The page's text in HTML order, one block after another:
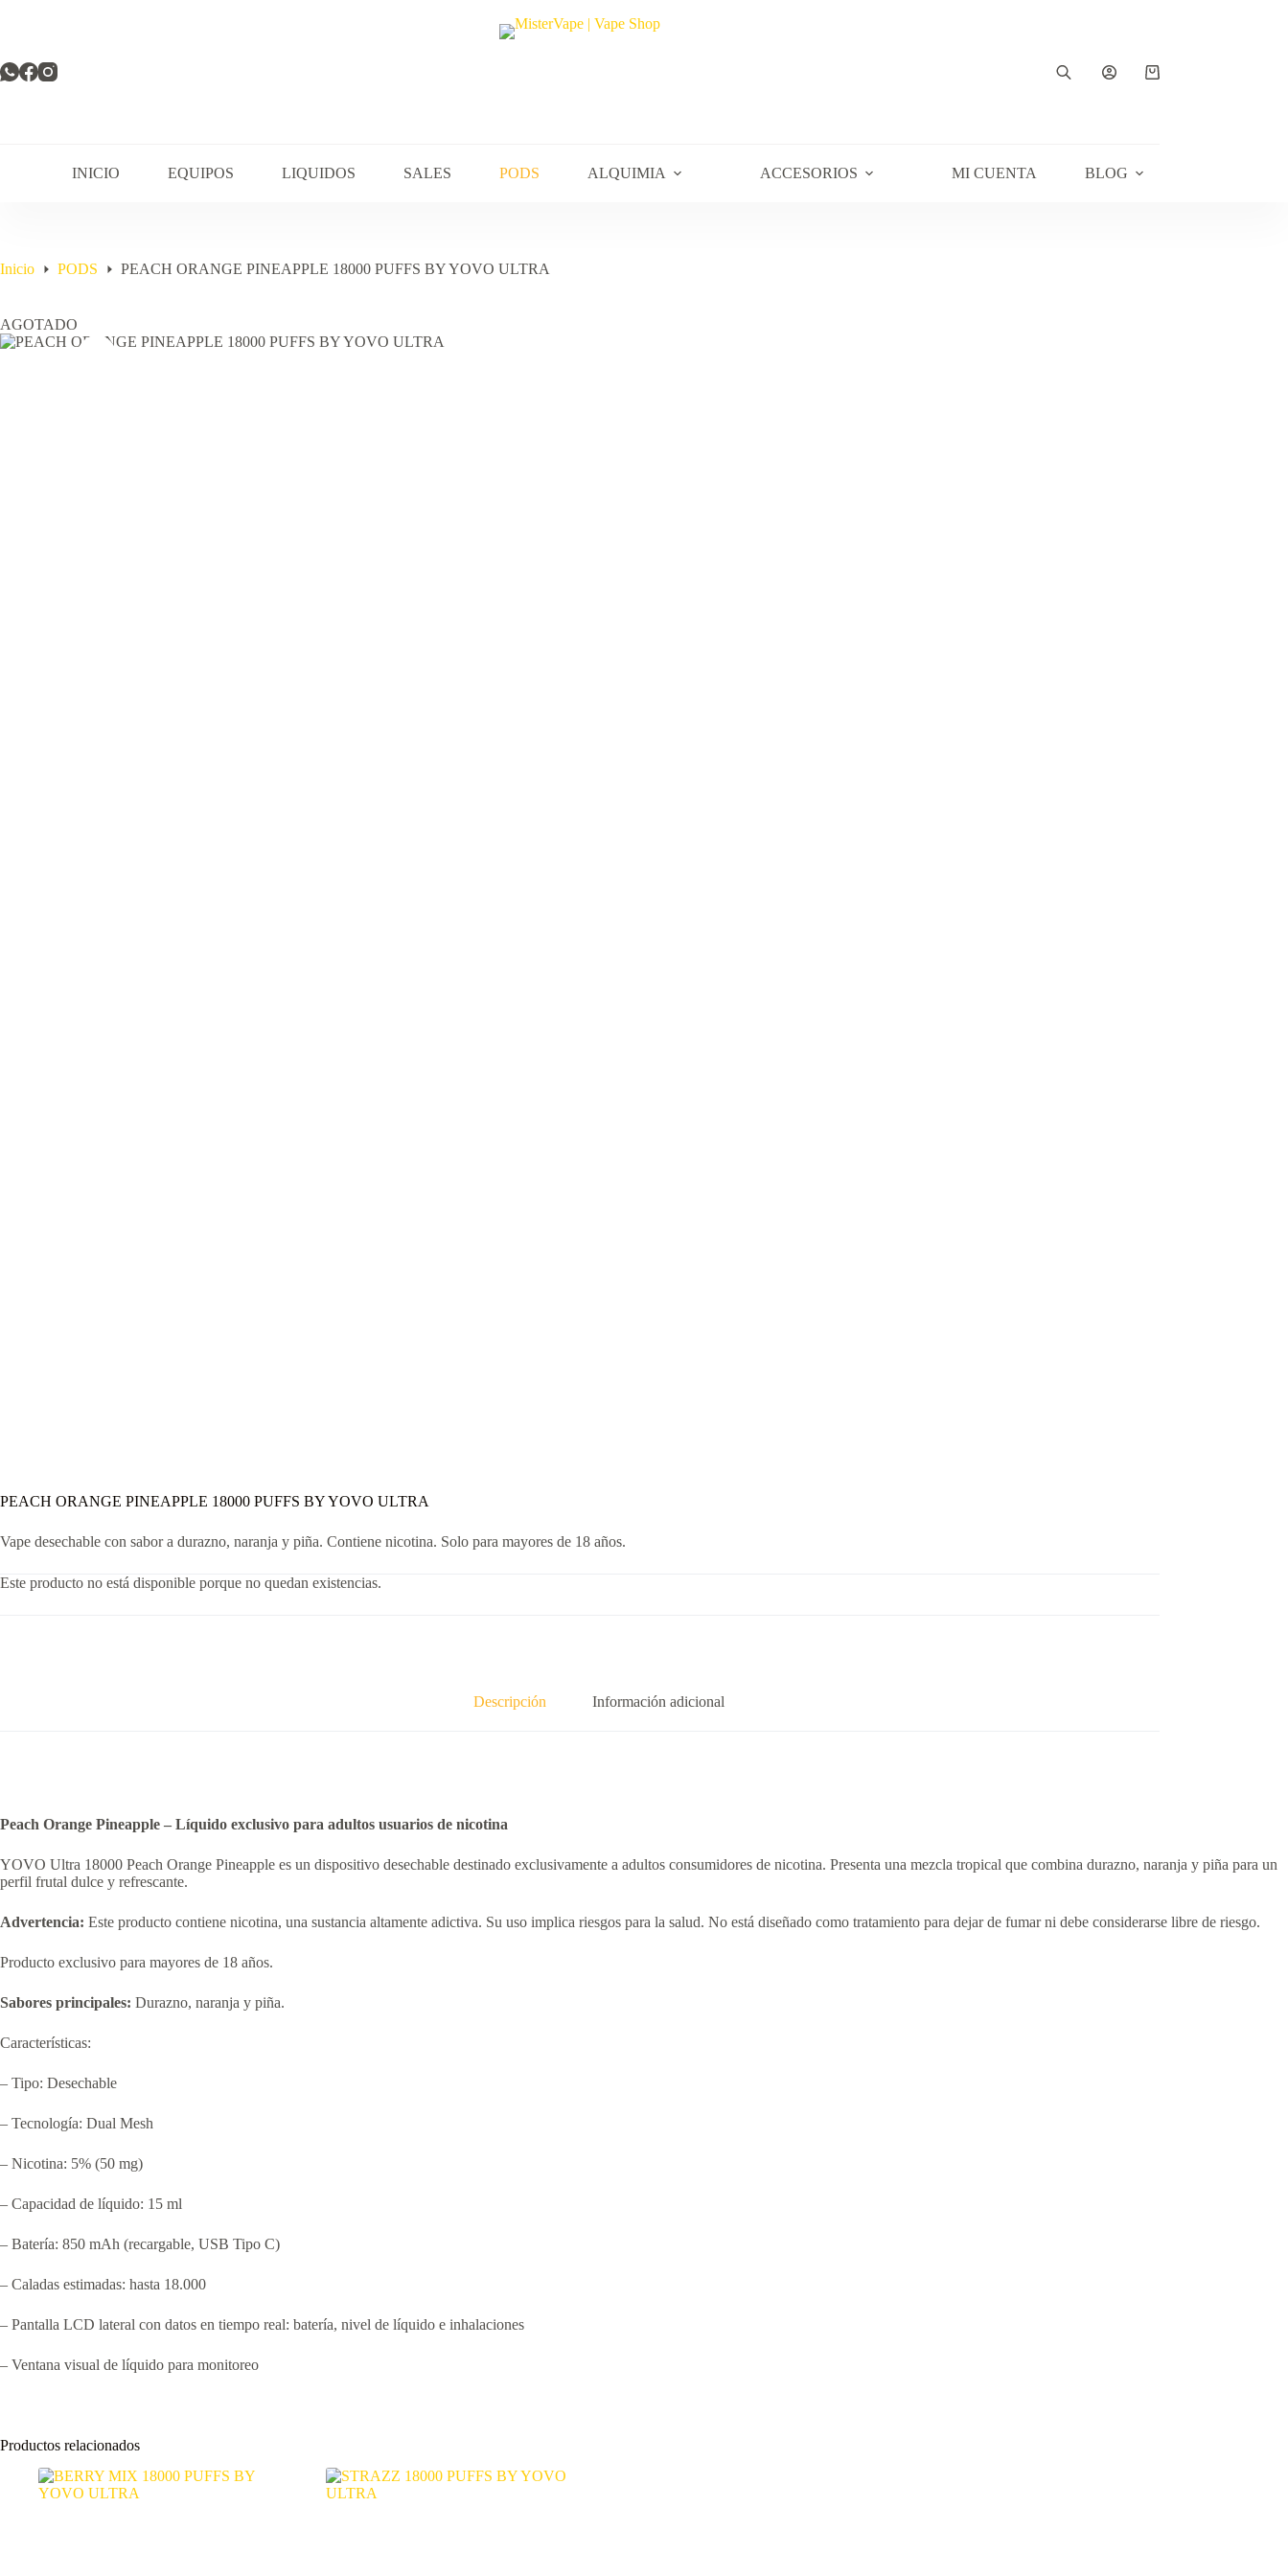
Carro
INICIO EQUIPOS LIQUIDOS SALES PODS ALQUIMIA ACCESORIOS MI CUENTA BLOG
Inicio PODS PEACH ORANGE PINEAPPLE 18000 PUFFS BY YOVO ULTRA
AGOTADO
PEACH ORANGE PINEAPPLE 18000 PUFFS BY YOVO ULTRA
Vape desechable con sabor a durazno, naranja y piña. Contiene nicotina. Solo para mayores de 18 años.
Este producto no está disponible porque no quedan existencias.
Descripción Información adicional
Peach Orange Pineapple – Líquido exclusivo para adultos usuarios de nicotina
YOVO Ultra 18000 Peach Orange Pineapple es un dispositivo desechable destinado exclusivamente a adultos consumidores de nicotina. Presenta una mezcla tropical que combina durazno, naranja y piña para un
perfil frutal dulce y refrescante.
Advertencia: Este producto contiene nicotina, una sustancia altamente adictiva. Su uso implica riesgos para la salud. No está diseñado como tratamiento para dejar de fumar ni debe considerarse libre de riesgo.
Producto exclusivo para mayores de 18 años.
Sabores principales: Durazno, naranja y piña.
Características:
– Tipo: Desechable
– Tecnología: Dual Mesh
– Nicotina: 5% (50 mg)
– Capacidad de líquido: 15 ml
– Batería: 850 mAh (recargable, USB Tipo C)
– Caladas estimadas: hasta 18.000
– Pantalla LCD lateral con datos en tiempo real: batería, nivel de líquido e inhalaciones
– Ventana visual de líquido para monitoreo
Productos relacionados